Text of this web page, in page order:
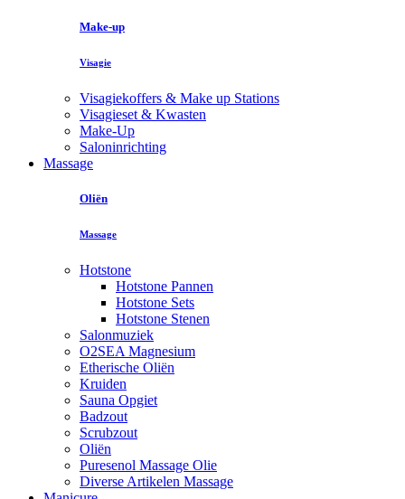
Make-up
Visagie
Visagiekoffers & Make up Stations
Visagieset & Kwasten
Make-Up
Saloninrichting
Massage
Oliën
Massage
Hotstone
Hotstone Pannen
Hotstone Sets
Hotstone Stenen
Salonmuziek
O2SEA Magnesium
Etherische Oliën
Kruiden
Sauna Opgiet
Badzout
Scrubzout
Oliën
Puresenol Massage Olie
Diverse Artikelen Massage